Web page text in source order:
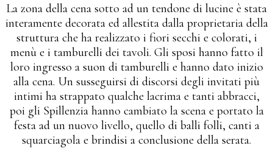
La zona della cena sotto ad un tendone di lucine è stata
interamente decorata ed allestita dalla proprietaria della
struttura che ha realizzato i fiori secchi e colorati, i
menù e i tamburelli dei tavoli. Gli sposi hanno fatto il
loro ingresso a suon di tamburelli e hanno dato inizio
alla cena. Un susseguirsi di discorsi degli invitati più
intimi ha strappato qualche lacrima e tanti abbracci,
poi gli Spillenzia hanno cambiato la scena e portato la
festa ad un nuovo livello, quello di balli folli, canti a
squarciagola e brindisi a conclusione della serata.